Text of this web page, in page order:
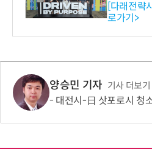
와의 비
-바이오
보
[다래전략
로가기>
양승민 기자 기사 더보기
대전시-日 삿포로시 청소년 교류 본격